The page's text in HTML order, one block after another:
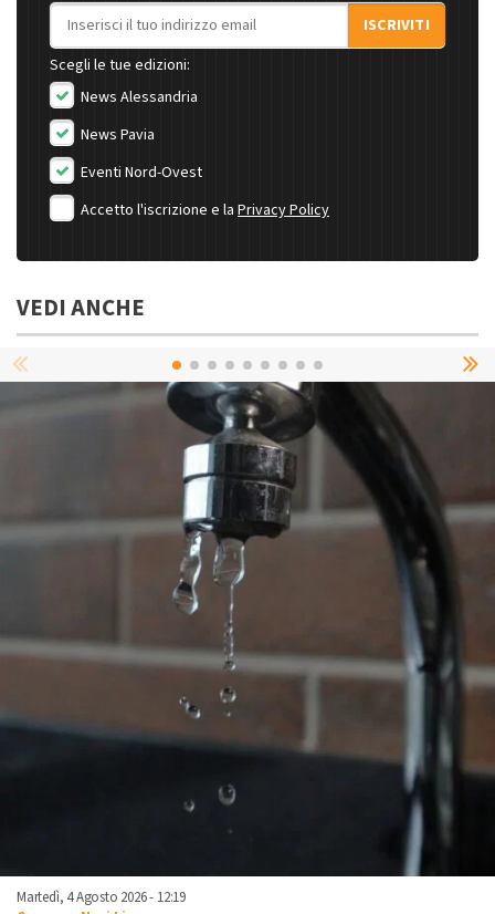
Indirizzo email
ISCRIVITI
Scegli le tue edizioni:
News Alessandria
News Pavia
Eventi Nord-Ovest
Accetto l'iscrizione e la Privacy Policy
VEDI ANCHE
Martedì, 4 Agosto 2026 - 12:19